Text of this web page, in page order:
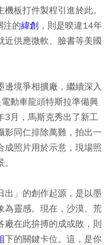
板打件製程引進於此。
注的緯創 ，則是暌違14年
近供應微軟、臉書等美國
境爭相擴廠，繼續深入
動車龍頭特斯拉準備興
3月，馬斯克秀出了新工
影同仁排除萬難，拍出一
成照片用於示意，現場照
出」的創作起源，是以墨
為靈感。現在，沙漠、荒
廠在此拚搏的成或敗，則
下的關鍵卡位。這，是你